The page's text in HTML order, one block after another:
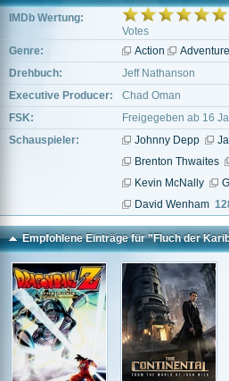
IMDb Wertung:
Votes
Genre:
Action Adventure
Drehbuch:
Jeff Nathanson
Executive Producer:
Chad Oman
FSK:
Freigegeben ab 16
Schauspieler:
Johnny Depp
Brenton Thwaites
Kevin McNally
David Wenham
Empfohlene Einträge für "Fluch der